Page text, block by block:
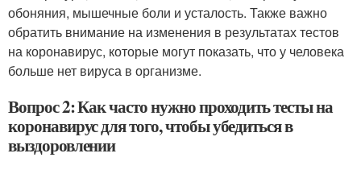
обоняния, мышечные боли и усталость. Также важно
обратить внимание на изменения в результатах тестов
на коронавирус, которые могут показать, что у человека
больше нет вируса в организме.
Вопрос 2: Как часто нужно проходить тесты на
коронавирус для того, чтобы убедиться в
выздоровлении